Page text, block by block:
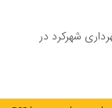
شهرکرد در